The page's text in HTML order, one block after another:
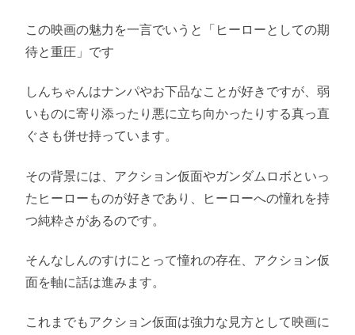
この映画の魅力を一言でいうと「ヒーローとしての期
待と重圧」です
しんちゃんはナンパやお下品なことが好きですが、弱
いものに寄り添ったり悪に立ち向かったりする真っ直
ぐさも併せ持っています。
その背景には、アクション仮面やガンダムロボといっ
たヒーローものが好きであり、ヒーローへの憧れを持
つ純粋さがあるのです。
そんなしんのすけにとって憧れの存在、アクション仮
面を軸に話は進みます。
これまでもアクション仮面は強力な見方として映画に